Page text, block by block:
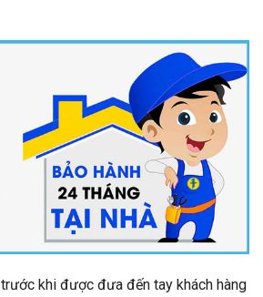
khi được đưa đến tay khách hàng